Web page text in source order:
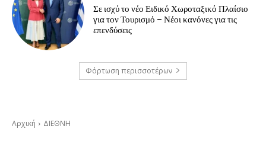
Σε ισχύ το νέο Ειδικό Χωροταξικό Πλαίσιο
για τον Τουρισμό – Νέοι κανόνες για τις
επενδύσεις
Φόρτωση περισσοτέρων